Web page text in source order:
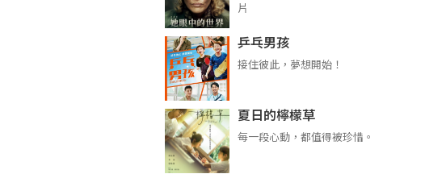
片
乒乓男孩
接住彼此，夢想開始！
夏日的檸檬草
每一段心動，都值得被珍惜。